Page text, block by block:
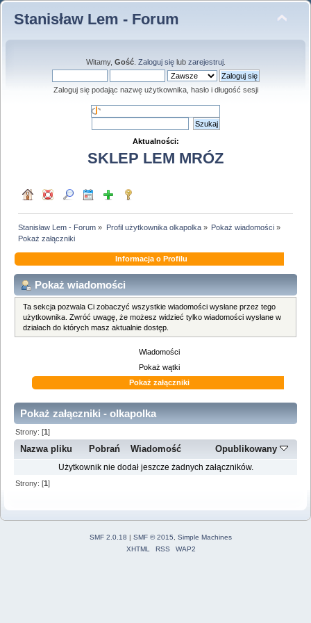
Stanisław Lem - Forum
Witamy, Gość. Zaloguj sięlub zarejestruj.
Zaloguj się podając nazwę użytkownika, hasło i długość sesji
Aktualności:
SKLEP LEM MRÓZ
Stanisław Lem - Forum » Profil użytkownika olkapolka» Pokaż wiadomości»
Pokaż załączniki
Informacja o Profilu
Pokaż wiadomości
Ta sekcja pozwala Ci zobaczyć wszystkie wiadomości wysłane przez tego
użytkownika. Zwróć uwagę, że możesz widzieć tylko wiadomości wysłane w
działach do których masz aktualnie dostęp.
Wiadomości
Pokaż wątki
Pokaż załączniki
Pokaż załączniki - olkapolka
Strony: [1]
Nazwa pliku Pobrań Wiadomość Opublikowany
Użytkownik nie dodał jeszcze żadnych załączników.
Strony: [1]
SMF 2.0.18 | SMF © 2015
Simple Machines
XHTML
RSS WAP2